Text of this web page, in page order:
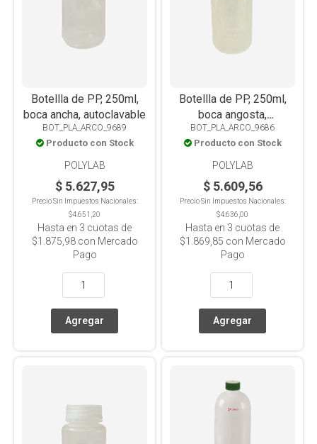
Botellla de PP, 250ml,
boca ancha, autoclavable
BOT_PLA_ARCO_9689
Producto con Stock
POLYLAB
$ 5.627,95
Precio Sin Impuestos Nacionales:
$4.651,20
Hasta en 3 cuotas de
$1.875,98con Mercado
Pago
Botellla de PP, 250ml,
boca angosta,
autoclavable
BOT_PLA_ARCO_9686
Producto con Stock
POLYLAB
$ 5.609,56
Precio Sin Impuestos Nacionales:
$4.636,00
Hasta en 3 cuotas de
$1.869,85 con Mercado
Pago